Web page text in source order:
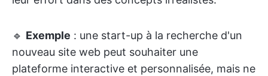
🔹 Exemple : une start-up à la recherche d'un
nouveau site web peut souhaiter une
plateforme interactive et personnalisée, mais ne